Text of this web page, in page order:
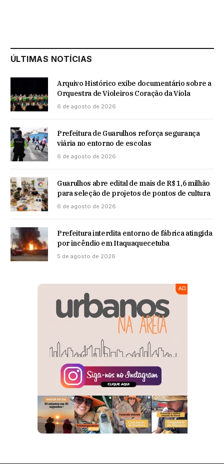
ÚLTIMAS NOTÍCIAS
Arquivo Histórico exibe documentário sobre a
Orquestra de Violeiros Coração da Viola
6 de agosto de 2026
Prefeitura de Guarulhos reforça segurança
viária no entorno de escolas
6 de agosto de 2026
Guarulhos abre edital de mais de R$ 1,6 milhão
para seleção de projetos de pontos de cultura
6 de agosto de 2026
Prefeitura interdita entorno de fábrica atingida
por incêndio em Itaquaquecetuba
5 de agosto de 2026